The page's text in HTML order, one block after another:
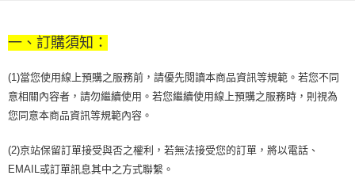
流程，驗證手機門號後，選擇欲分期的期數、繳款截止日，確認付款後即完
成交易。
4.訂單成立30分鐘內，如未前往確認交易或遇審核未通過，訂單將自動取
消。如遇「轉專審核」未通過狀況，表示未達大哥付你分期系統評分，恕無
法說明評估內容。
【繳款方式說明】
醒簡訊。
2.透過簡訊連結打開帳單後，可選擇「超商條碼／台灣大直營門市／銀行轉
【關於「AFTEE先享後付」】
便利好安心！
２．便利：只要手機號碼，簡訊認證，即可結帳。
３．安心：先確認商品／服務後，再付款。
【「AFTEE先享後付」結帳流程】
１．於結帳方式選擇「AFTEE先享後付」後，將跳轉至「AFTEE先享後付」
結帳頁面，進行簡訊認證並確認金額後，即可完成結帳。
運送方式
付款後全家取貨
每筆NT$70，滿NT$899(含以上)免運費
付款後7-11取貨
一、訂購須知：
(1)當您使用線上預購之服務前，請優先閱讀本商品資訊等規範。若您不同
意相關內容者，請勿繼續使用。若您繼續使用線上預購之服務時，則視為
您同意本商品資訊等規範內容。
(2)京站保留訂單接受與否之權利，若無法接受您的訂單，將以電話、
EMAIL或訂單訊息其中之方式聯繫。